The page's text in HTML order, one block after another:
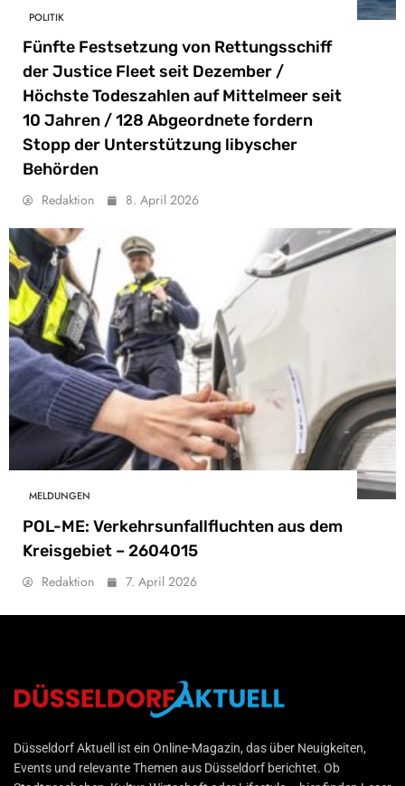
POLITIK
Fünfte Festsetzung von Rettungsschiff
der Justice Fleet seit Dezember /
Höchste Todeszahlen auf Mittelmeer seit
10 Jahren / 128 Abgeordnete fordern
Stopp der Unterstützung libyscher
Behörden
Redaktion 8. April 2026
MELDUNGEN
POL-ME: Verkehrsunfallfluchten aus dem
Kreisgebiet – 2604015
Redaktion 7. April 2026
Düsseldorf Aktuell
Düsseldorf Aktuell ist ein Online-Magazin, das über Neuigkeiten,
Events und relevante Themen aus Düsseldorf berichtet. Ob